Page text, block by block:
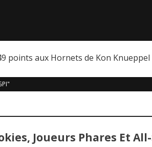
points aux Hornets de Kon Knueppel
Joueurs Phares Et